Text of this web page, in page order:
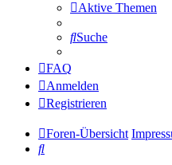
Aktive Themen
Suche
FAQ
Anmelden
Registrieren
Foren-Übersicht
Suche